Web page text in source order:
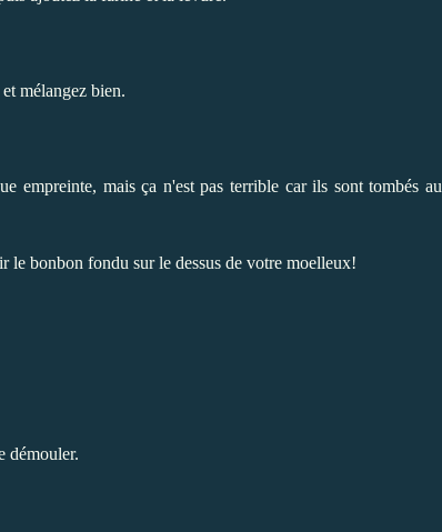
mélangez bien.
empreinte, mais ça n'est pas terrible car ils sont tombés au
le bonbon fondu sur le dessus de votre moelleux!
démouler.